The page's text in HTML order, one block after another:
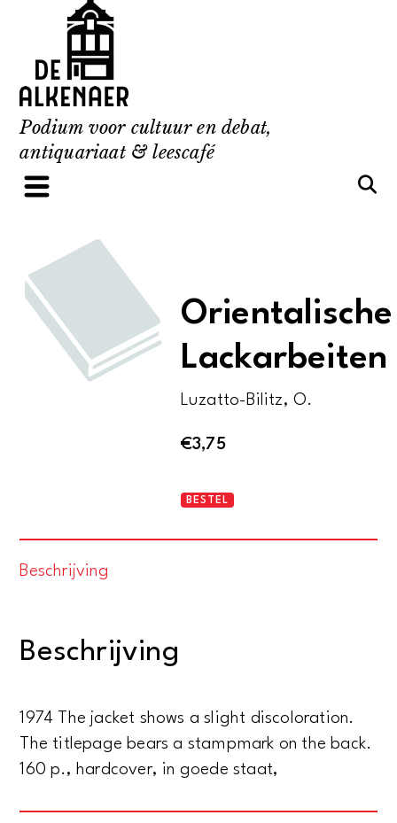
content
Podium voor cultuur en debat,
antiquariaat & leescafé
Orientalische
Lackarbeiten
Luzatto-Bilitz, O.
€3,75
Orientalische
BESTEL
Beschrijving
Beschrijving
1974 The jacket shows a slight discoloration.
The titlepage bears a stampmark on the back.
160 p., hardcover, in goede staat,